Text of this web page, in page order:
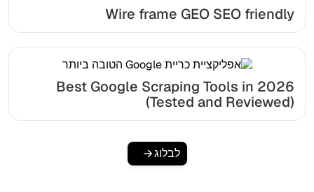
Wire frame GEO SEO friendly
Best Google Scraping Tools in 2026
(Tested and Reviewed)
לבלוג